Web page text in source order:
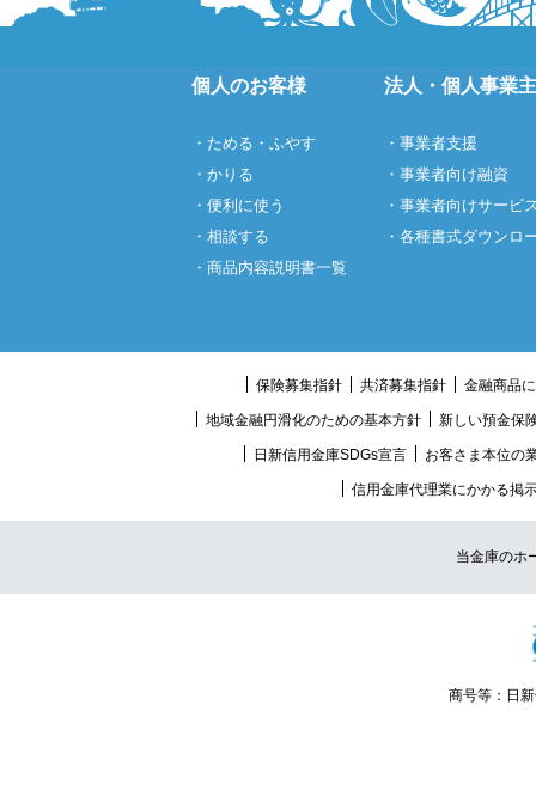
個人のお客様
・ためる・ふやす
・かりる
・便利に使う
・相談する
・商品内容説明書一覧
法人・個人事業
・事業者支援
・事業者向け融資
・事業者向けサービ
・各種書式ダウンロ
保険募集指針 共済募集指針 金融商品
地域金融円滑化のための基本方針 新しい預金保
日新信用金庫SDGs宣言 お客さま本位の
信用金庫代理業にかかる掲
当金庫のホ
商号等：日